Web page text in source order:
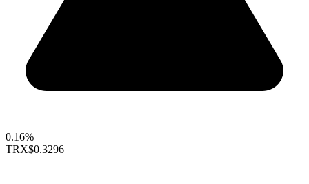
0.16%
TRX$0.3296